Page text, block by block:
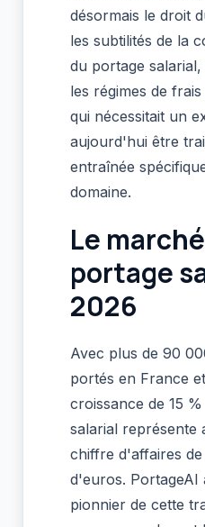
désormais le droit
les subtilités de la
du portage
les régimes de
qui nécessitait un
aujourd'hui être
entraînée
domaine.
Le
portage
2026
Avec plus de 90
portés en France
croissance de 15
salarial représente
chiffre d'affaires de
d'euros. PortageAI
pionnier de cette